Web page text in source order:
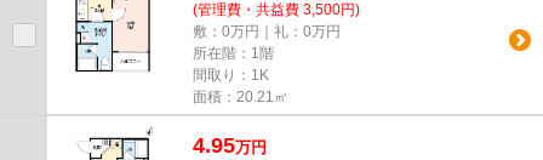
(管理費・共益費 3,500円)
敷：0万円｜礼：0万円
所在階：1階
間取り：1K
面積：20.21㎡
4.95万円